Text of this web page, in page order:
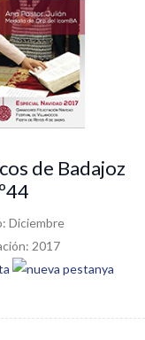
de Badajoz
Diciembre
2017